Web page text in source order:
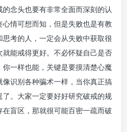
念头也要有非常全面而深刻的认
情可想而知，但是失败也是有教
考的人，一定会从失败中获取很
能戒得更好。不必怀疑自己是否
一样也能，关键是要摸清楚心魔
识别各种骗术一样，当你真正搞
。大家一定要好好研究破戒的规
盲区，那就很可能百密一疏而破